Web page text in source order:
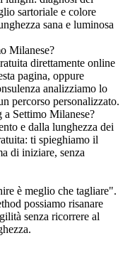
sartoriale e colore
sana e luminosa
Milanese?
direttamente online
pagina, oppure
analizziamo lo
percorso personalizzato.
a Settimo Milanese?
e dalla lunghezza dei
ti spieghiamo il
di iniziare, senza
è meglio che tagliare".
possiamo risanare
senza ricorrere al